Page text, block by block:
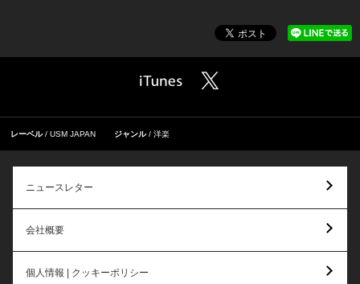
レーベル USM JAPAN ジャンル 洋楽
ニュースレター
会社概要
個人情報 | クッキーポリシー